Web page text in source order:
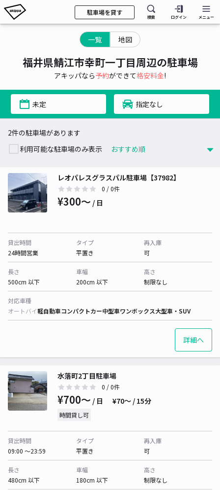
駐車場を貸す
検索 ログイン メニュー
一覧 地図
福井県鯖江市幸町一丁目周辺の駐車場
アキッパなら予約ができて格安料金!
未定 指定なし
2件の駐車場があります
利用可能な駐車場のみ表示
レオパレスグラスパル駐車場【37982】
0 / 0件
¥300〜 / 日
貸出時間
24時間営業
タイプ
平置き
再入庫
可
長さ
500cm 以下
車幅
200cm 以下
高さ
制限なし
対応車種
オートバイ軽自動車コンパクトカー中型車ワンボックス大型車・SUV
詳細へ
水落町2丁目駐車場
0 / 0件
¥700〜 / 日 ¥70〜 / 15分
時間貸し可
貸出時間
09:00 〜23:59
タイプ
平置き
再入庫
可
長さ
480cm 以下
車幅
180cm 以下
高さ
制限なし